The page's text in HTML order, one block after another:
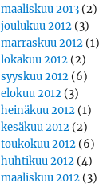
maaliskuu 2013 (2)
joulukuu 2012 (3)
marraskuu 2012 (1)
lokakuu 2012 (2)
syyskuu 2012 (6)
elokuu 2012 (3)
heinäkuu 2012 (1)
kesäkuu 2012 (2)
toukokuu 2012 (6)
huhtikuu 2012 (4)
maaliskuu 2012 (3)